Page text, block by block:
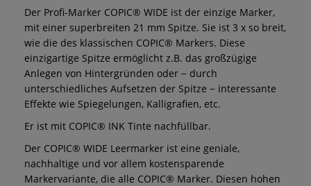
Der Profi-Marker COPIC® WIDE ist der einzige Marker,
mit einer superbreiten 21 mm Spitze. Sie ist 3 x so breit,
wie die des klassischen COPIC® Markers. Diese
einzigartige Spitze ermöglicht z.B. das großzügige
Anlegen von Hintergründen oder − durch
unterschiedliches Aufsetzen der Spitze − interessante
Effekte wie Spiegelungen, Kalligrafien, etc.
Er ist mit COPIC® INK Tinte nachfüllbar.
Der COPIC® WIDE Leermarker ist eine geniale,
nachhaltige und vor allem kostensparende
Markervariante, die alle COPIC® Marker. Diesen hohen